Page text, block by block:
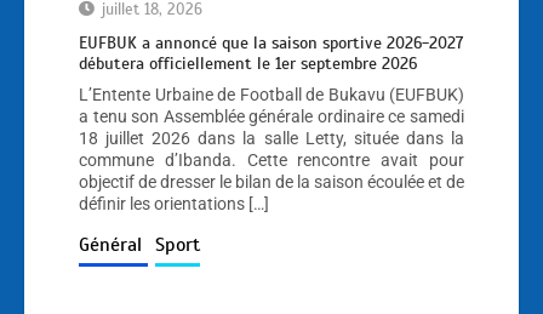
juillet 18, 2026
EUFBUK a annoncé que la saison sportive 2026-2027
débutera officiellement le 1er septembre 2026
L’Entente Urbaine de Football de Bukavu (EUFBUK)
a tenu son Assemblée générale ordinaire ce samedi
18 juillet 2026 dans la salle Letty, située dans la
commune d’Ibanda. Cette rencontre avait pour
objectif de dresser le bilan de la saison écoulée et de
définir les orientations […]
Général Sport